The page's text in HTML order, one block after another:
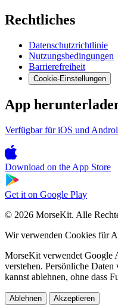
Rechtliches
Datenschutzrichtlinie
Nutzungsbedingungen
Barrierefreiheit
Cookie-Einstellungen
App
Verfügbar für iOS und
Download on the App Store
Get it on Google Play
© 2026 MorseKit. Alle
Wir verwenden Cookies für
MorseKit verwendet Google
verstehen. Persönliche
kannst ablehnen, ohne dass
Ablehnen Akzeptieren